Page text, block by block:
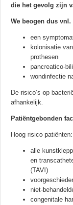
die het gevolg zijn
We beogen dus
een
kolonisatie
prothesen
pancreatico-
wondinfectie
De risico’s op
afhankelijk.
Patiëntgebonden
Hoog risico patiënten:
alle
en
(TAVI)
niet-
congenitale